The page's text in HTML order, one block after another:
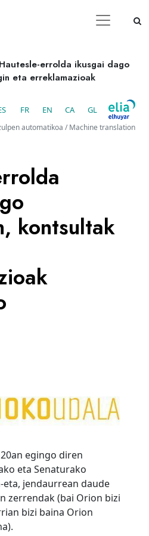
Hautesle-errolda ikusgai dago
eta erreklamazioak
FR EN CA GL
automatikoa / Machine translation
kontsultak
egingo diren
eta Senaturako
jendaurrean daude
zerrendak (bai Orion bizi
bizi baina Orion